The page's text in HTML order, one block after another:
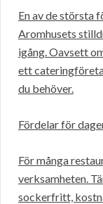
En av de största
Aromhusets
igång. Oavsett
ett
du behöver.
Fördelar för
För många
verksamheten.
sockerfritt,